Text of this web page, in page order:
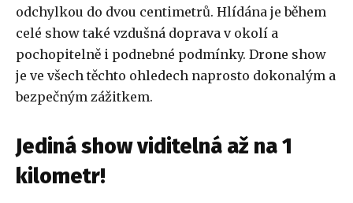
odchylkou do dvou centimetrů. Hlídána je během
celé show také vzdušná doprava v okolí a
pochopitelně i podnebné podmínky. Drone show
je ve všech těchto ohledech naprosto dokonalým a
bezpečným zážitkem.
Jediná show viditelná až na 1
kilometr!